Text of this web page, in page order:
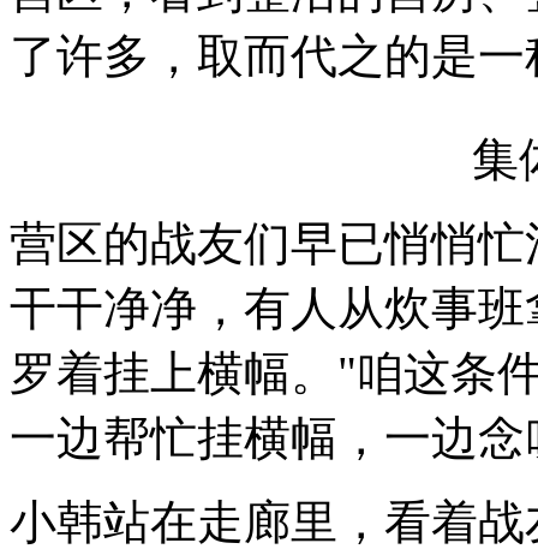
了许多，取而代之的是
集
营区的战友们早已悄悄
干干净净，有人从炊事
罗着挂上横幅。"咱这条
一边帮忙挂横幅，一边念
小韩站在走廊里，看着